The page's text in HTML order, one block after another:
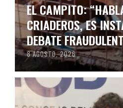
EL CAMPITO:
CRIADEROS, ES
DEBATE
8 AGOSTO, 2026